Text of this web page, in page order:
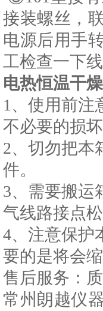
接装螺丝，
电源后用手
工检查一下
电热恒温干
1、使用前注
不必要的
2、切勿把本
件。
3、需要搬运
气线路接
4、注意保护
要的是将会
售后服务：
常州朗越仪